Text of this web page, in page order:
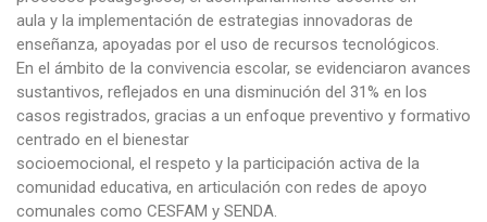
aula y la implementación de estrategias innovadoras de
enseñanza, apoyadas por el uso de recursos tecnológicos.
En el ámbito de la convivencia escolar, se evidenciaron avances
sustantivos, reflejados en una disminución del 31% en los
casos registrados, gracias a un enfoque preventivo y formativo
centrado en el bienestar
socioemocional, el respeto y la participación activa de la
comunidad educativa, en articulación con redes de apoyo
comunales como CESFAM y SENDA.